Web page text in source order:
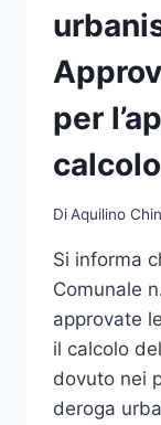
per
DiAquilino
Si informa
Comunale
approvate
il calcolo
dovuto nei
deroga